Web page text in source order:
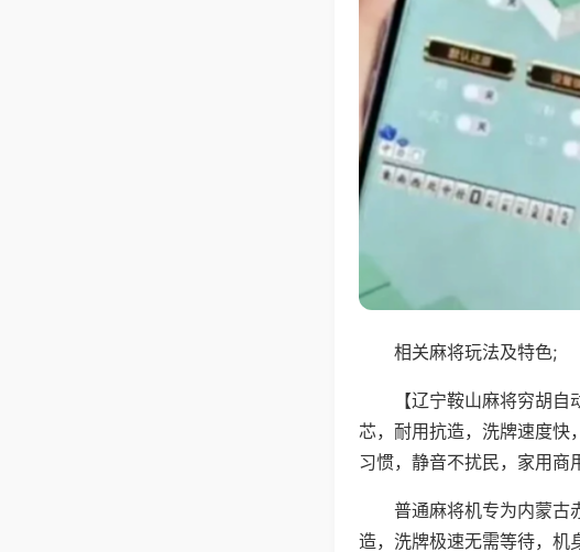
相关麻将玩法及特色;
【辽宁鞍山麻将穷胡
芯，耐用抗造，洗牌速度快
习惯，静音不扰民，家用商
普通麻将机专为内蒙古
造，洗牌极速无需等待，机